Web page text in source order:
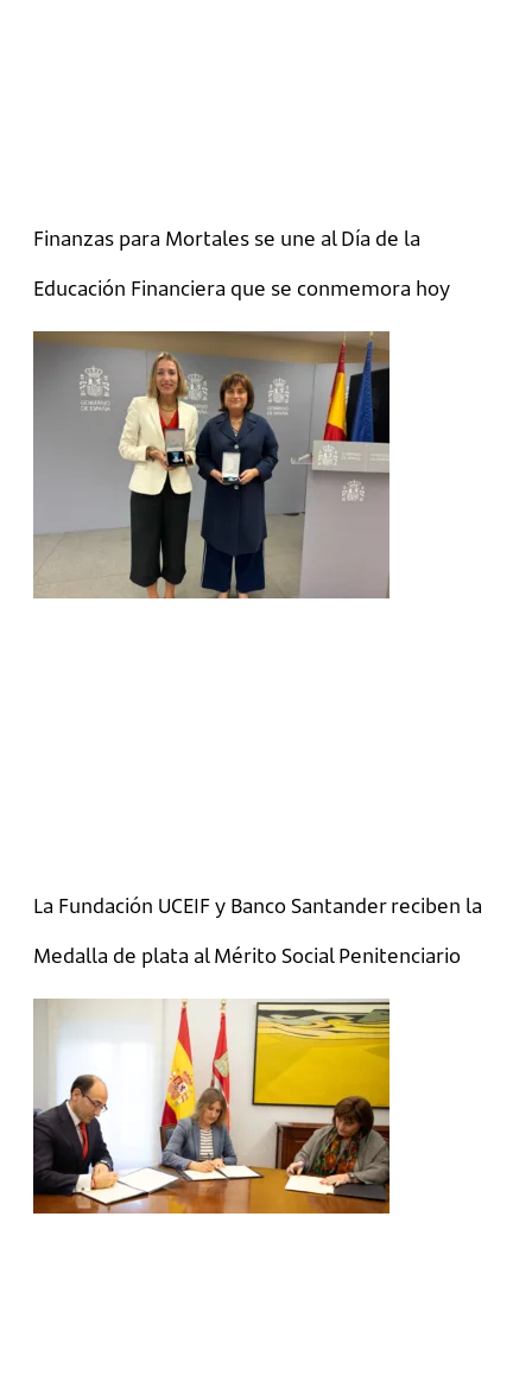
Finanzas para Mortales se une al Día de la
Educación Financiera que se conmemora hoy
La Fundación UCEIF y Banco Santander reciben la
Medalla de plata al Mérito Social Penitenciario